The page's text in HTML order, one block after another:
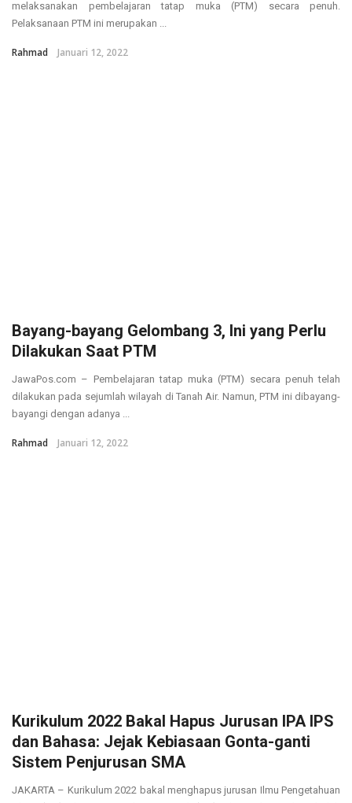
melaksanakan pembelajaran tatap muka (PTM) secara penuh.
Pelaksanaan PTM ini merupakan ...
Rahmad Januari 12, 2022
Bayang-bayang Gelombang 3, Ini yang Perlu
Dilakukan Saat PTM
JawaPos.com – Pembelajaran tatap muka (PTM) secara penuh telah
dilakukan pada sejumlah wilayah di Tanah Air. Namun, PTM ini dibayang-
bayangi dengan adanya ...
Rahmad Januari 12, 2022
Kurikulum 2022 Bakal Hapus Jurusan IPA IPS
dan Bahasa: Jejak Kebiasaan Gonta-ganti
Sistem Penjurusan SMA
JAKARTA – Kurikulum 2022 bakal menghapus jurusan Ilmu Pengetahuan